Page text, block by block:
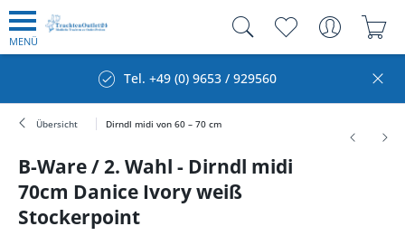
MENÜ
Tel. +49 (0) 9653 / 929560
Übersicht Dirndl midi von 60 – 70 cm
B-Ware / 2. Wahl - Dirndl midi
70cm Danice Ivory weiß
Stockerpoint